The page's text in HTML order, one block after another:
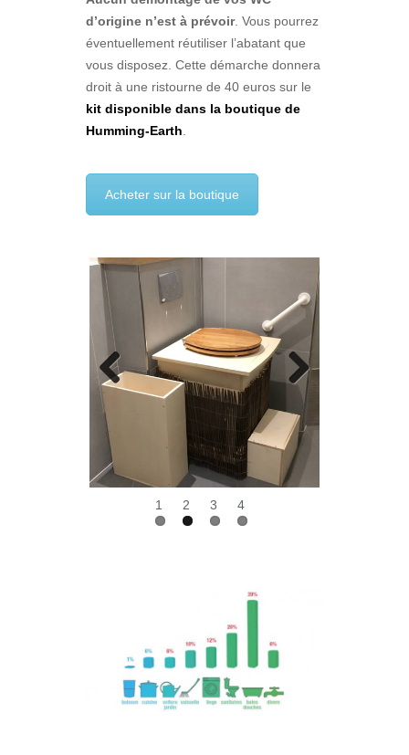
d’origine n’est à prévoir. Vous pourrez
éventuellement réutiliser l’abatant que
vous disposez. Cette démarche donnera
droit à une ristourne de 40 euros sur le
kit disponible dans la boutique de
Humming-Earth
Acheter sur la boutique
Previous Next